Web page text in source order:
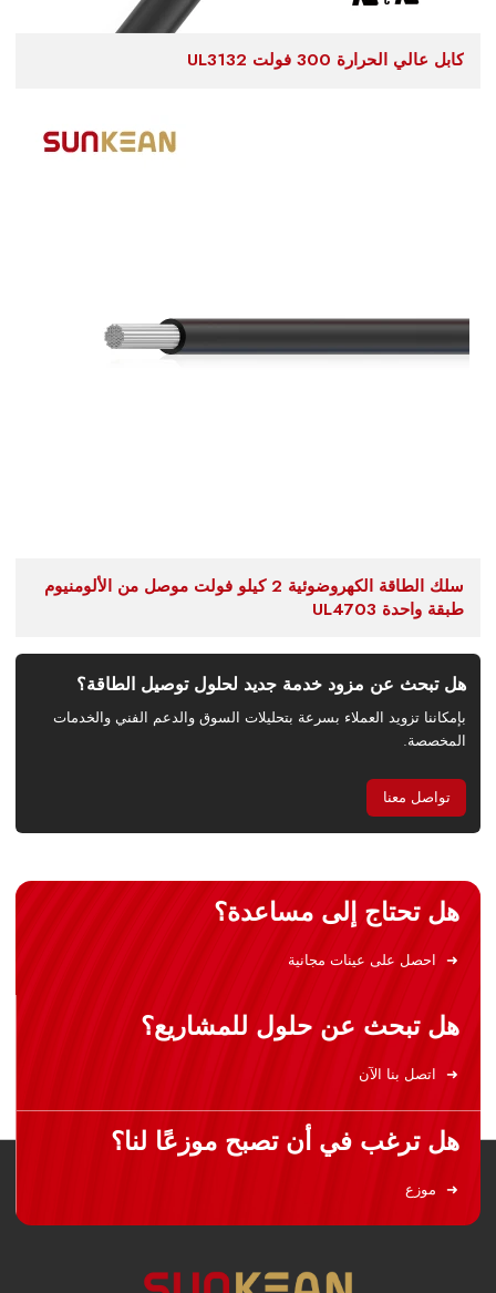
كابل عالي الحرارة 300 فولت UL3132
سلك الطاقة الكهروضوئية 2 كيلو فولت موصل من الألومنيوم
طبقة واحدة UL4703
هل تبحث عن مزود خدمة جديد لحلول توصيل الطاقة؟
بإمكاننا تزويد العملاء بسرعة بتحليلات السوق والدعم الفني والخدمات
المخصصة.
تواصل معنا
هل تحتاج إلى مساعدة؟
احصل على عينات مجانية
هل تبحث عن حلول للمشاريع؟
اتصل بنا الآن
هل ترغب في أن تصبح موزعًا لنا؟
موزع